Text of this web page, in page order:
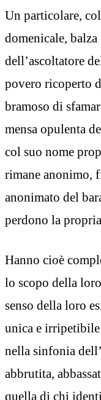
Un particolare,
domenicale,
dell’ascoltatore
povero ricoperto
bramoso di
mensa opulenta
col suo nome
rimane anonimo,
anonimato del
perdono la
Hanno cioè
lo scopo della
senso della loro
unica e
nella sinfonia
abbrutita,
quella di chi